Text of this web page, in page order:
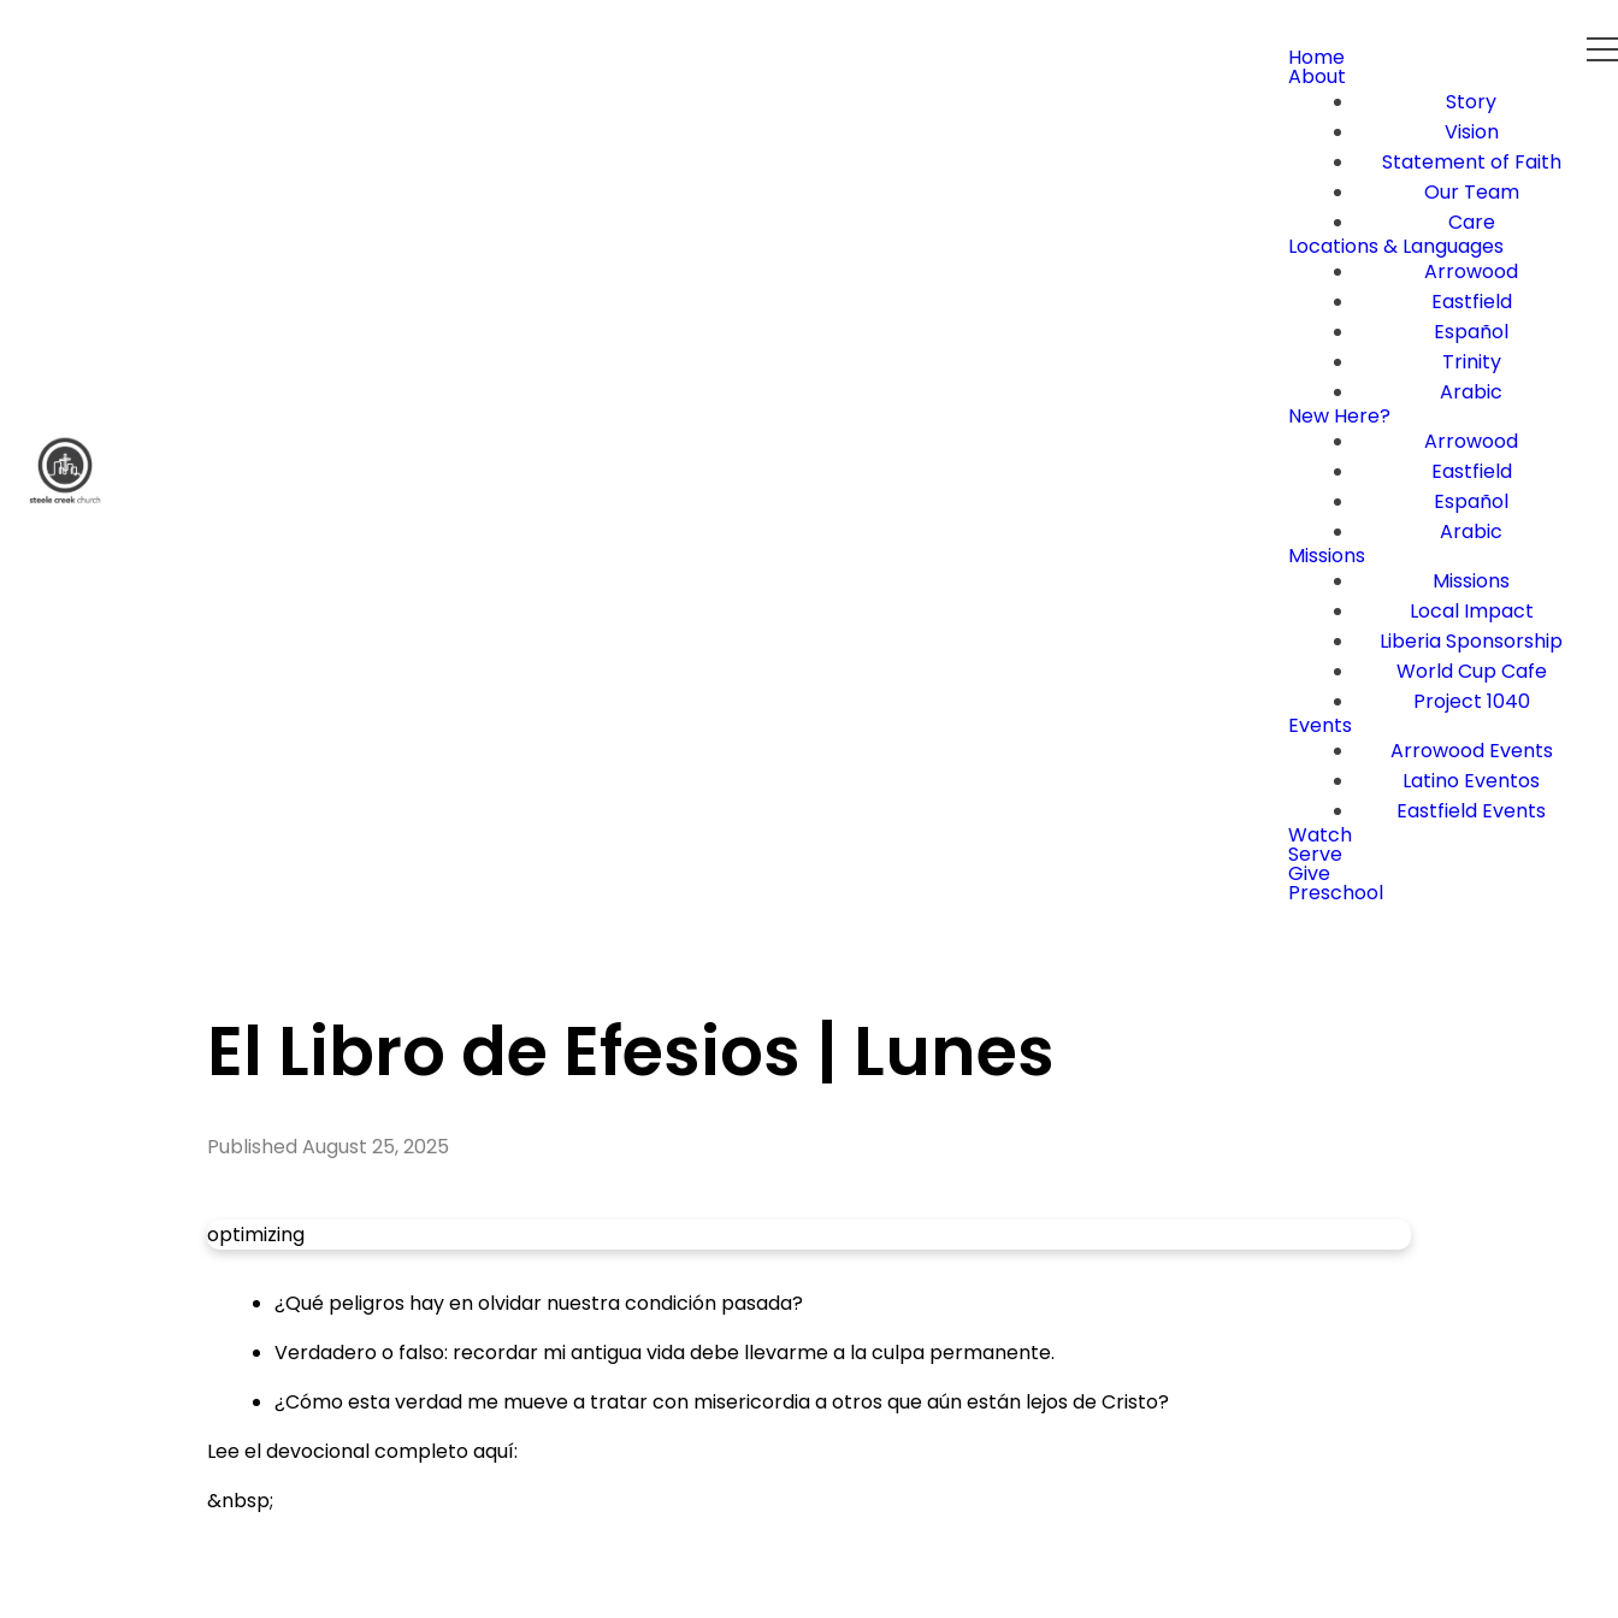
Home
About
Story
Vision
Statement of Faith
Our Team
Care
Locations & Languages
Arrowood
Eastfield
Español
Trinity
Arabic
New Here?
Arrowood
Eastfield
Español
Arabic
Missions
Missions
Local Impact
Liberia Sponsorship
World Cup Cafe
Project 1040
Events
Arrowood Events
Latino Eventos
Eastfield Events
Watch
Serve
Give
Preschool
El Libro de Efesios | Lunes
Published August 25, 2025
optimizing
¿Qué peligros hay en olvidar nuestra condición pasada?
Verdadero o falso: recordar mi antigua vida debe llevarme a la culpa permanente.
¿Cómo esta verdad me mueve a tratar con misericordia a otros que aún están lejos de Cristo?
Lee el devocional completo aquí:
&nbsp;